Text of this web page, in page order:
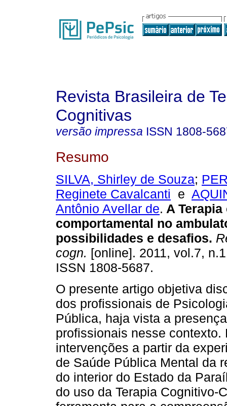
Revista Brasileira de
Cognitivas
versão impressa ISSN 1808-
Resumo
SILVA, Shirley de Souza;
Reginete Cavalcanti e
Antônio Avellar de. A
comportamental no
possibilidades e desafios.
cogn. [online]. 2011, vol.7,
ISSN 1808-5687.
O presente artigo objetiva
dos profissionais de
Pública, haja vista a
profissionais nesse
intervenções a partir da
de Saúde Pública Mental da
do interior do Estado da
do uso da Terapia Cognitivo-